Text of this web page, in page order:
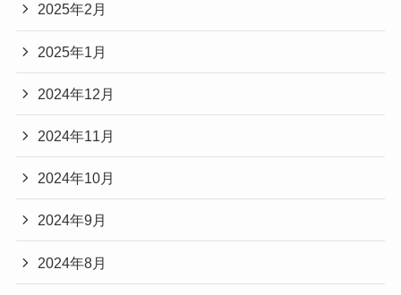
2025年2月
2025年1月
2024年12月
2024年11月
2024年10月
2024年9月
2024年8月